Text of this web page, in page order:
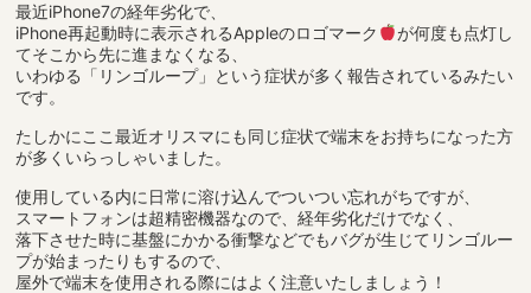
最近iPhone7の経年劣化で、
iPhone再起動時に表示されるAppleのロゴマーク
が何度も点灯し
てそこから先に進まなくなる、
いわゆる「リンゴループ」という症状が多く報告されているみたい
です。
たしかにここ最近オリスマにも同じ症状で端末をお持ちになった方
が多くいらっしゃいました。
使用している内に日常に溶け込んでついつい忘れがちですが、
スマートフォンは超精密機器なので、経年劣化だけでなく、
落下させた時に基盤にかかる衝撃などでもバグが生じてリンゴルー
プが始まったりもするので、
屋外で端末を使用される際にはよく注意いたしましょう！